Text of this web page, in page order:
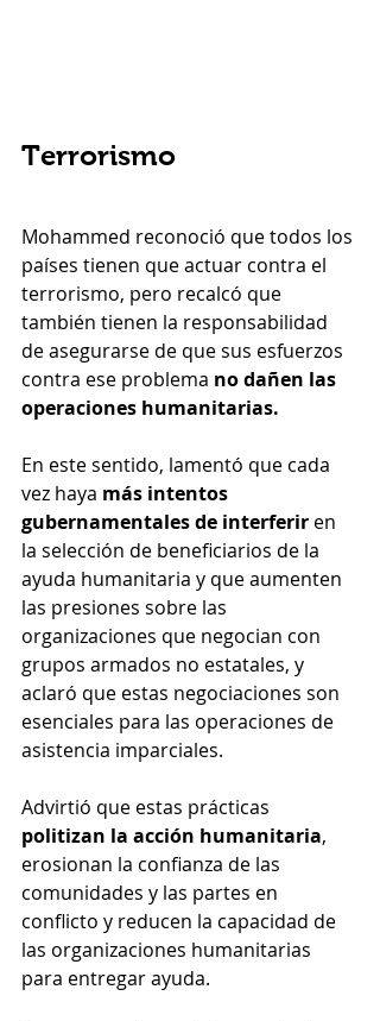
Terrorismo
Mohammed reconoció que todos los
países tienen que actuar contra el
terrorismo, pero recalcó que
también tienen la responsabilidad
de asegurarse de que sus esfuerzos
contra ese problema no dañen las
operaciones humanitarias.
En este sentido, lamentó que cada
vez haya más intentos
gubernamentales de interferir en
la selección de beneficiarios de la
ayuda humanitaria y que aumenten
las presiones sobre las
organizaciones que negocian con
grupos armados no estatales, y
aclaró que estas negociaciones son
esenciales para las operaciones de
asistencia imparciales.
Advirtió que estas prácticas
politizan la acción humanitaria,
erosionan la confianza de las
comunidades y las partes en
conflicto y reducen la capacidad de
las organizaciones humanitarias
para entregar ayuda.